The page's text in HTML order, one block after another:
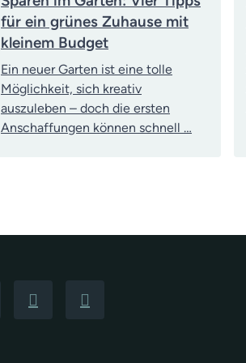
für ein grünes Zuhause mit
kleinem Budget
Ein neuer Garten ist eine tolle
Möglichkeit, sich kreativ
auszuleben – doch die ersten
Anschaffungen können schnell …